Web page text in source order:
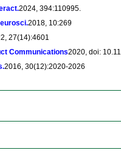
2024, 394:110995.
2018, 10:269
27(14):4601
Communications2020, doi:
2016, 30(12):2020-2026